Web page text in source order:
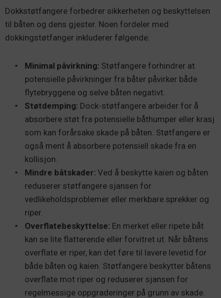
Dokkstøtfangere forbedrer sikkerheten og beskyttelsen
til båten og dens gjester. Noen fordeler med
dokkingstøtfanger inkluderer følgende:
Minimal påvirkning: Støtfangere forhindrer at
potensielle påvirkninger fra båter påvirker både
flytebryggene og selve båten negativt.
Støtdemping: Dock-støtfangere arbeider for å
absorbere støt fra potensielle båthumper eller krasj
som kan forårsake skade på båten. Støtfangere er
også ment å absorbere potensiell skade fra en
kollisjon.
Mindre båtskader: Ved å beskytte kaien og båten
reduserer støtfangere sjansen for
vedlikeholdsproblemer eller merkbare sprekker og
riper.
Overflatebeskyttelse: En merket eller ripete båt
kan se lite flatterende eller forvitret ut. Når båtens
overflate er riper, kan det føre til lavere levetid for
både båten og kaien. Støtfangere beskytter båtens
overflate mot riper og reduserer sjansen for
regelmessige oppgraderinger på grunn av skade.